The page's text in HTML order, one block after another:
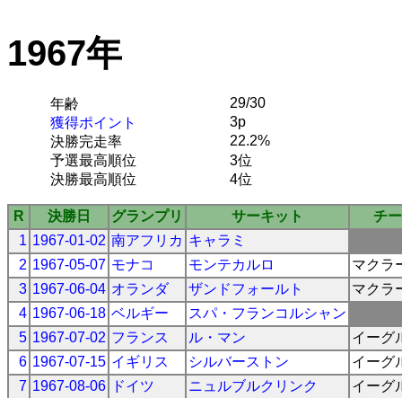
1967年
年齢
29/30
獲得ポイント
3p
決勝完走率
22.2%
予選最高順位
3位
決勝最高順位
4位
R 決勝日 グランプリ サーキット
チ
1 1967-01-02 南アフリカ キャラミ
2 1967-05-07 モナコ モンテカルロ
マクラ
3 1967-06-04 オランダ ザンドフォールト
マクラ
4 1967-06-18 ベルギー
スパ・フランコルシャン
5 1967-07-02 フランス ル・マン
イーグ
6 1967-07-15 イギリス シルバーストン
イーグ
7 1967-08-06 ドイツ ニュルブルクリンク
イーグ